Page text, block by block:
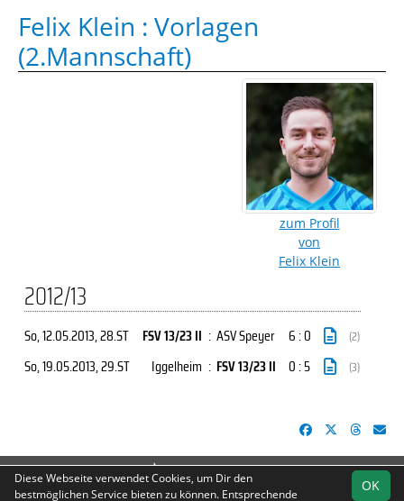
Felix Klein : Vorlagen
(2.Mannschaft)
zum Profil
von
Felix Klein
2012/13
So, 12.05.2013, 28.ST FSV 13/23 II : ASV Speyer 6 : 0 (2)
So, 19.05.2013, 29.ST Iggelheim : FSV 13/23 II 0 : 5 (3)
soccero.de
© 2006 - 2026 OK
Diese Webseite verwendet Cookies, um Dir den
bestmöglichen Service bieten zu können. Entsprechende